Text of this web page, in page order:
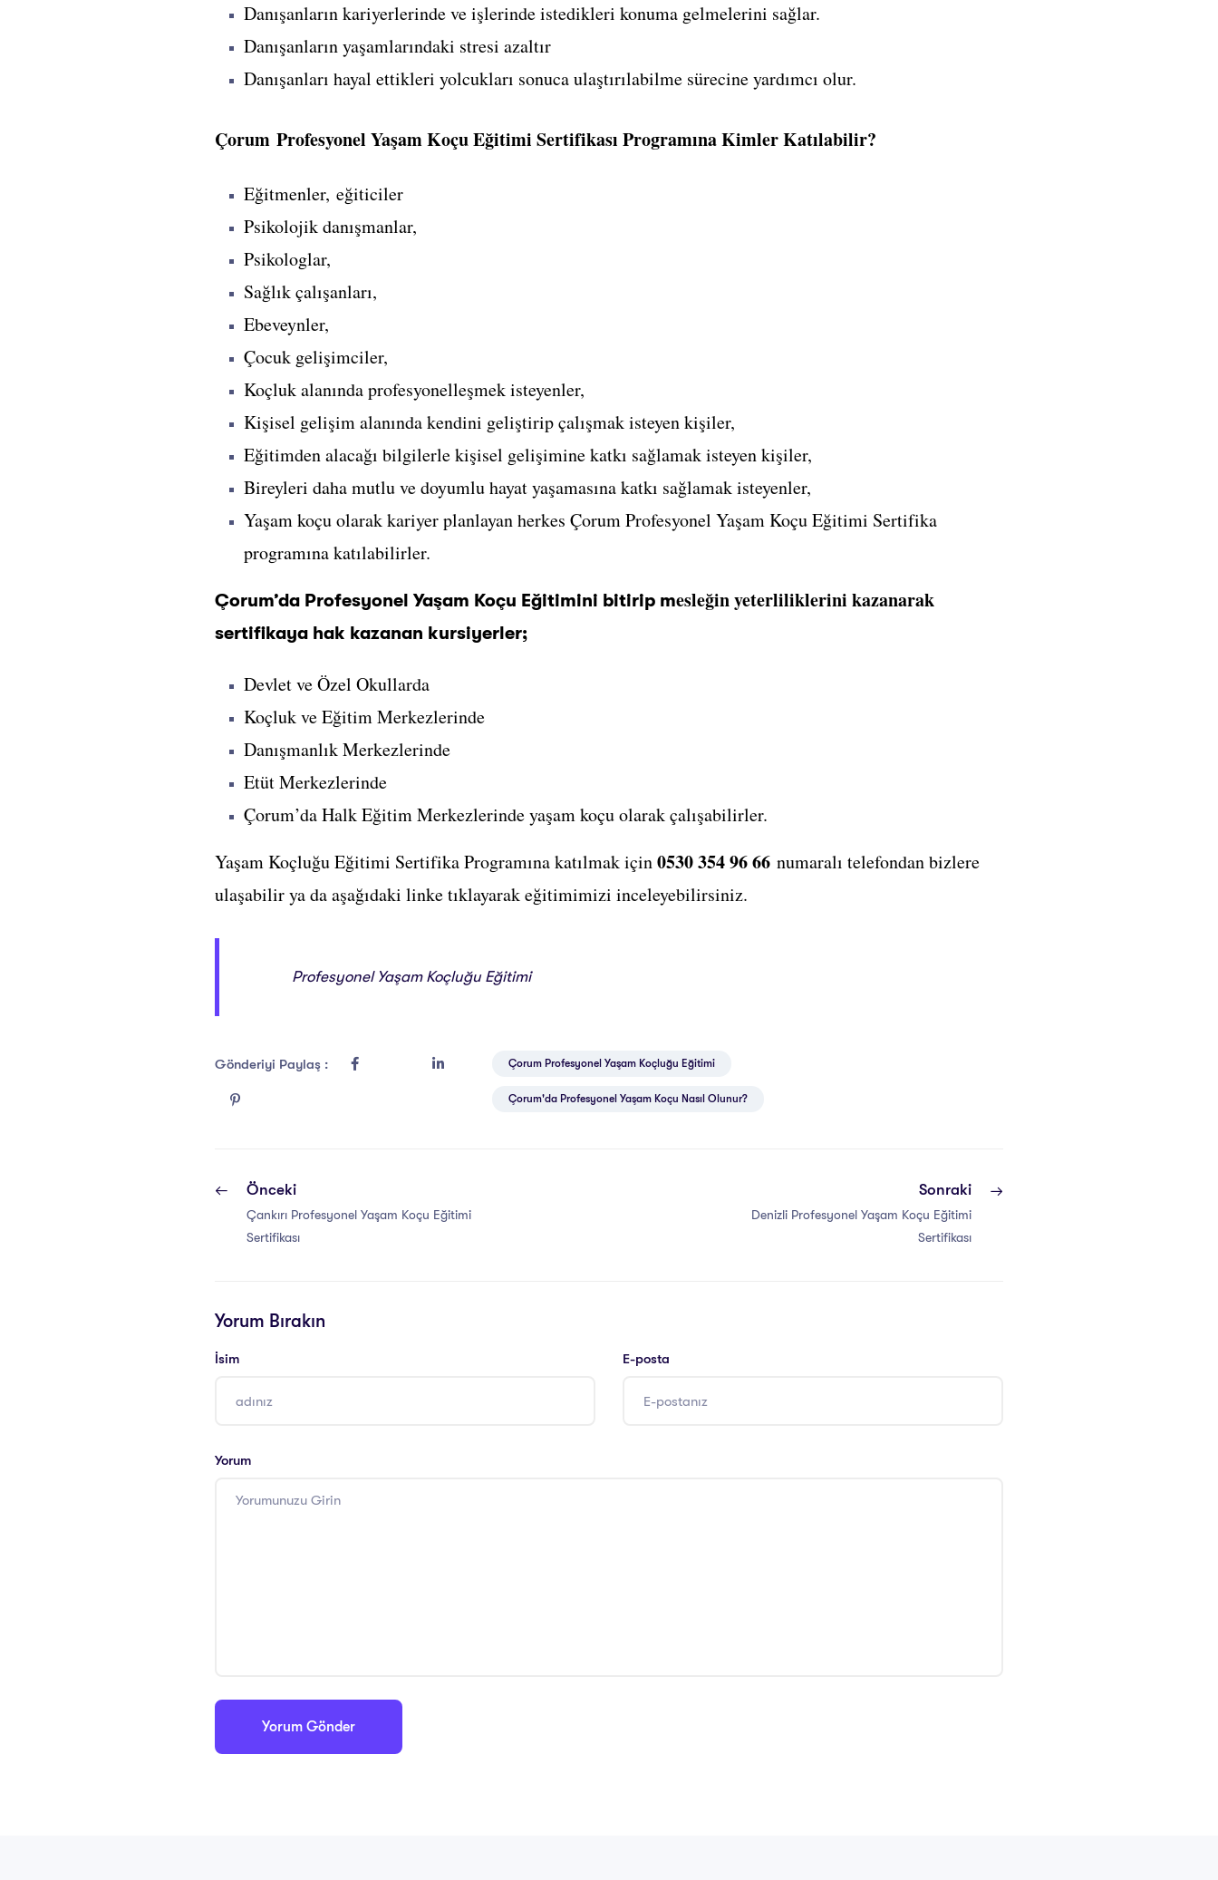
Danışanların kariyerlerinde ve işlerinde istedikleri konuma gelmelerini sağlar.
Danışanların yaşamlarındaki stresi azaltır
Danışanları hayal ettikleri yolcukları sonuca ulaştırılabilme sürecine yardımcı olur.
Çorum Profesyonel Yaşam Koçu Eğitimi Sertifikası Programına Kimler Katılabilir?
Eğitmenler, eğiticiler
Psikolojik danışmanlar,
Psikologlar,
Sağlık çalışanları,
Ebeveynler,
Çocuk gelişimciler,
Koçluk alanında profesyonelleşmek isteyenler,
Kişisel gelişim alanında kendini geliştirip çalışmak isteyen kişiler,
Eğitimden alacağı bilgilerle kişisel gelişimine katkı sağlamak isteyen kişiler,
Bireyleri daha mutlu ve doyumlu hayat yaşamasına katkı sağlamak isteyenler,
Yaşam koçu olarak kariyer planlayan herkes Çorum Profesyonel Yaşam Koçu Eğitimi Sertifika
programına katılabilirler.
Çorum’da Profesyonel Yaşam Koçu Eğitimini bitirip mesleğin yeterliliklerini kazanarak
sertifikaya hak kazanan kursiyerler;
Devlet ve Özel Okullarda
Koçluk ve Eğitim Merkezlerinde
Danışmanlık Merkezlerinde
Etüt Merkezlerinde
Çorum’da Halk Eğitim Merkezlerinde yaşam koçu olarak çalışabilirler.
Yaşam Koçluğu Eğitimi Sertifika Programına katılmak için0530 354 96 66 numaralı telefondan bizlere
ulaşabilir ya da aşağıdaki linke tıklayarak eğitimimizi inceleyebilirsiniz.
Profesyonel Yaşam Koçluğu Eğitimi
Gönderiyi Paylaş : Çorum Profesyonel Yaşam Koçluğu Eğitimi
Çorum'da Profesyonel Yaşam Koçu Nasıl Olunur?
Önceki
Çankırı Profesyonel Yaşam Koçu Eğitimi
Sertifikası
Sonraki
Denizli Profesyonel Yaşam Koçu Eğitimi
Sertifikası
Yorum Bırakın
İsim E-posta
Yorum